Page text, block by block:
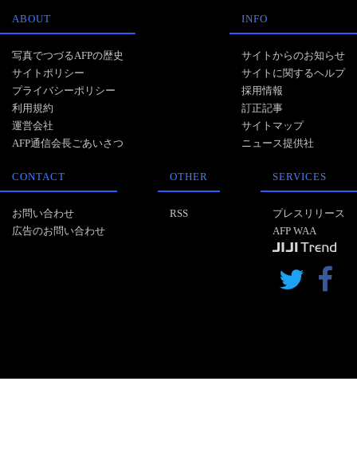
ABOUT
写真でつづるAFPの歴史
サイトポリシー
プライバシーポリシー
利用規約
運営会社
AFP通信会長ごあいさつ
INFO
サイトからのお知らせ
サイトに関するヘルプ
採用情報
訂正記事
サイトマップ
ニュース提供社
CONTACT
お問い合わせ
広告のお問い合わせ
OTHER
RSS
SERVICES
プレスリリース
AFP WAA